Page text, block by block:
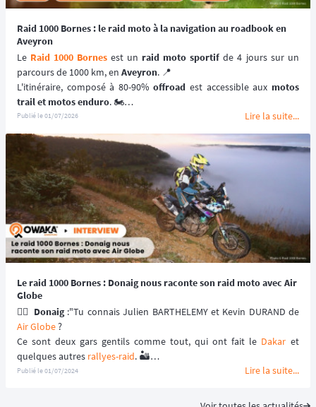
Raid 1000 Bornes : le raid moto à la navigation au roadbook en
Aveyron
Le Raid 1000 Bornes est un raid moto sportif de 4 jours sur un
parcours de 1000 km, en Aveyron. 📍
L'itinéraire, composé à 80-90% offroad est accessible aux motos
trail et motos enduro. 🏍️
Le départ et l'arrivée se sont à Rodez. 🏁
Encadré par Julien et Kévin d'Air Globe, le Raid 1000 Bornes
accueille 15 à 20 participants, un petit groupe qui prône la
convivialité et la bonne humeur.
Au programme : des pistes techniques, une étape marathon, une
navigation au roadbook. 🗺️
📆 Prochaines dates : du 21 au 25 Septembre 2026.
Publié le01/07/2026 Lire la suite...
Le raid 1000 Bornes : Donaig nous raconte son raid moto avec Air
Globe
🙋‍♂️ Donaig
Air Globe ?
Ce sont deux gars gentils comme tout, qui ont fait le Dakar et
quelques autres rallyes-raid. 🏜️
Ils font des formations de pilotage et de
dans l’Aveyron,
relief, de magnifiques villages, et extrêmement glissante par temps
Publié le01/07/2024 Lire la suite...